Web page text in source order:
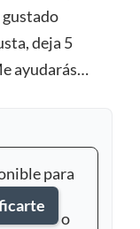
deja 5
ayudarás…
para
o